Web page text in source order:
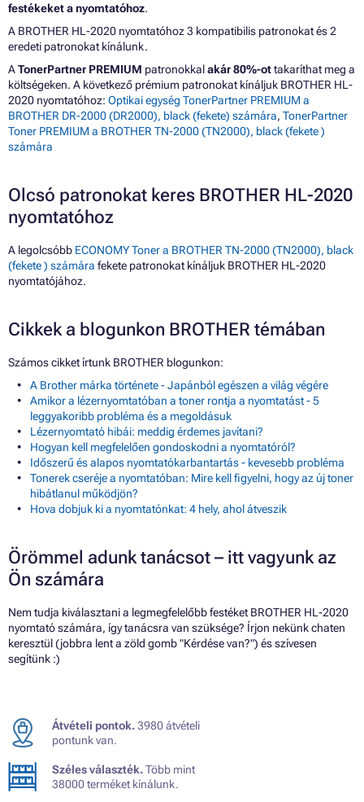
festékeket a nyomtatóhoz.
A BROTHER HL-2020 nyomtatóhoz 3 kompatibilis patronokat és 2
eredeti patronokat kínálunk.
ATonerPartner PREMIUM patronokkalakár 80%-ottakaríthat meg a
költségeken. A következő prémium patronokat kínáljuk BROTHER HL-
2020 nyomtatóhoz: Optikai egység TonerPartner PREMIUM a
BROTHER DR-2000 (DR2000), black (fekete) számára, TonerPartner
Toner PREMIUM a BROTHER TN-2000 (TN2000), black (fekete )
számára
Olcsó patronokat keres BROTHER HL-2020
nyomtatóhoz
A legolcsóbb ECONOMY Toner a BROTHER TN-2000 (TN2000), black
(fekete ) számára fekete patronokat kínáljuk BROTHER HL-2020
nyomtatójához.
Cikkek a blogunkon BROTHER témában
Számos cikket írtunk BROTHER blogunkon:
A Brother márka története - Japánból egészen a világ végére
Amikor a lézernyomtatóban a toner rontja a nyomtatást - 5
leggyakoribb probléma és a megoldásuk
Lézernyomtató hibái: meddig érdemes javítani?
Hogyan kell megfelelően gondoskodni a nyomtatóról?
Időszerű és alapos nyomtatókarbantartás - kevesebb probléma
Tonerek cseréje a nyomtatóban: Mire kell figyelni, hogy az új toner
hibátlanul működjön?
Hova dobjuk ki a nyomtatónkat: 4 hely, ahol átveszik
Örömmel adunk tanácsot – itt vagyunk az
Ön számára
Nem tudja kiválasztani a legmegfelelőbb festéket BROTHER HL-2020
nyomtató számára, így tanácsra van szüksége? Írjon nekünk chaten
keresztül (jobbra lent a zöld gomb "Kérdése van?") és szívesen
segítünk :)
Átvételi pontok.3980 átvételi
pontunk van.
Széles választék.Több mint
38000 terméket kínálunk.